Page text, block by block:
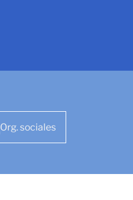
Org. sociales